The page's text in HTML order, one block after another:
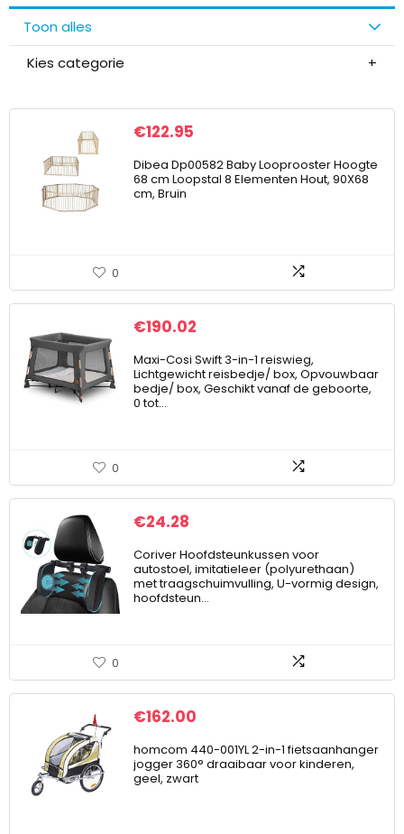
Toon alles
Kies categorie
€122.95
Dibea Dp00582 Baby Looprooster Hoogte
68 cm Loopstal 8 Elementen Hout, 90X68
cm, Bruin
0
€190.02
Maxi-Cosi Swift 3-in-1 reiswieg,
Lichtgewicht reisbedje/ box, Opvouwbaar
bedje/ box, Geschikt vanaf de geboorte,
0 tot…
0
€24.28
Coriver Hoofdsteunkussen voor
autostoel, imitatieleer (polyurethaan)
met traagschuimvulling, U-vormig design,
hoofdsteun…
0
€162.00
homcom 440-001YL 2-in-1 fietsaanhanger
jogger 360° draaibaar voor kinderen,
geel, zwart